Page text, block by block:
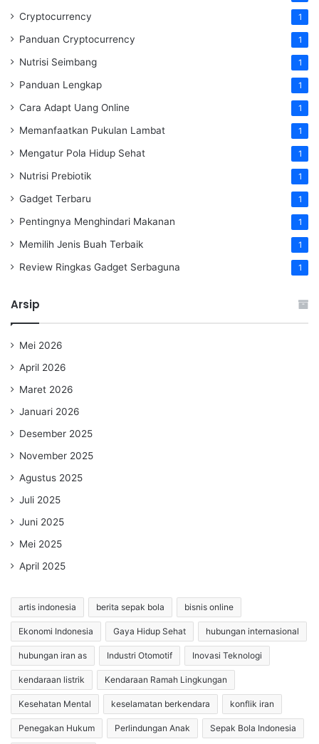
Cryptocurrency 1
Panduan Cryptocurrency 1
Nutrisi Seimbang 1
Panduan Lengkap 1
Cara Adapt Uang Online 1
Memanfaatkan Pukulan Lambat 1
Mengatur Pola Hidup Sehat 1
Nutrisi Prebiotik 1
Gadget Terbaru 1
Pentingnya Menghindari Makanan 1
Memilih Jenis Buah Terbaik 1
Review Ringkas Gadget Serbaguna 1
Arsip
Mei 2026
April 2026
Maret 2026
Januari 2026
Desember 2025
November 2025
Agustus 2025
Juli 2025
Juni 2025
Mei 2025
April 2025
artis indonesia berita sepak bola bisnis online
Ekonomi Indonesia Gaya Hidup Sehat hubungan internasional
hubungan iran as Industri Otomotif Inovasi Teknologi
kendaraan listrik Kendaraan Ramah Lingkungan
Kesehatan Mental keselamatan berkendara konflik iran
Penegakan Hukum Perlindungan Anak Sepak Bola Indonesia